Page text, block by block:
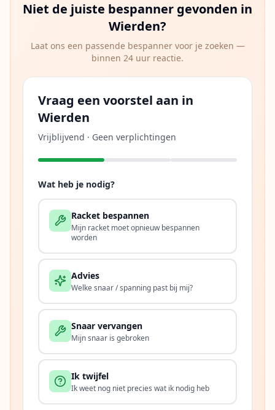
Niet de juiste bespanner gevonden in
Wierden?
Laat ons een passende bespanner voor je zoeken —
binnen 24 uur reactie.
Vraag een voorstel aan in
Wierden
Vrijblijvend · Geen verplichtingen
Wat heb je nodig?
Racket bespannen
Mijn racket moet opnieuw bespannen
worden
Advies
Welke snaar / spanning past bij mij?
Snaar vervangen
Mijn snaar is gebroken
Ik twijfel
Ik weet nog niet precies wat ik nodig heb